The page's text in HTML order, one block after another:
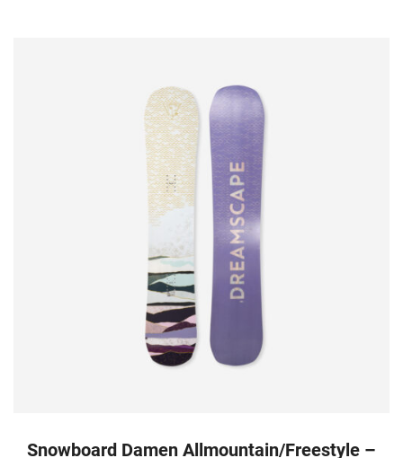
Snowboard Damen Allmountain/Freestyle –